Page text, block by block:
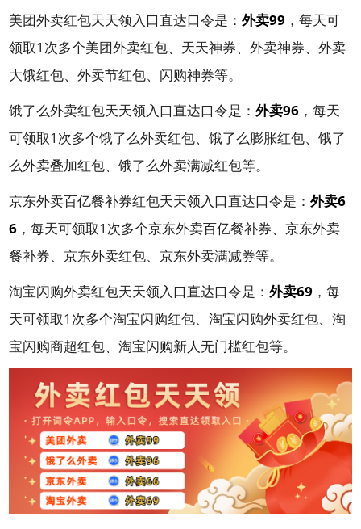
美团外卖红包天天领入口直达口令是：外卖99 ，每天可
领取1次多个美团外卖红包、天天神券、外卖神券、外卖
大饿红包、外卖节红包、闪购神券等。
饿了么外卖红包天天领入口直达口令是：外卖96 ，每天
可领取1次多个饿了么外卖红包、饿了么膨胀红包、饿了
么外卖叠加红包、饿了么外卖满减红包等。
京东外卖百亿餐补券红包天天领入口直达口令是：外卖6
6 ，每天可领取1次多个京东外卖百亿餐补券、京东外卖
餐补券、京东外卖红包、京东外卖满减券等。
淘宝闪购外卖红包天天领入口直达口令是：外卖69 ，每
天可领取1次多个淘宝闪购红包、淘宝闪购外卖红包、淘
宝闪购商超红包、淘宝闪购新人无门槛红包等。